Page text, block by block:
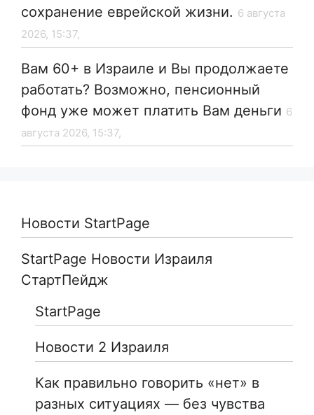
сохранение еврейской жизни. 6 августа
2026, 15:37,
Вам 60+ в Израиле и Вы продолжаете
работать? Возможно, пенсионный
фонд уже может платить Вам деньги 6
августа 2026, 15:37,
Новости StartPage
StartPage Новости Израиля
СтартПейдж
StartPage
Новости 2 Израиля
Как правильно говорить «нет» в
разных ситуациях — без чувства